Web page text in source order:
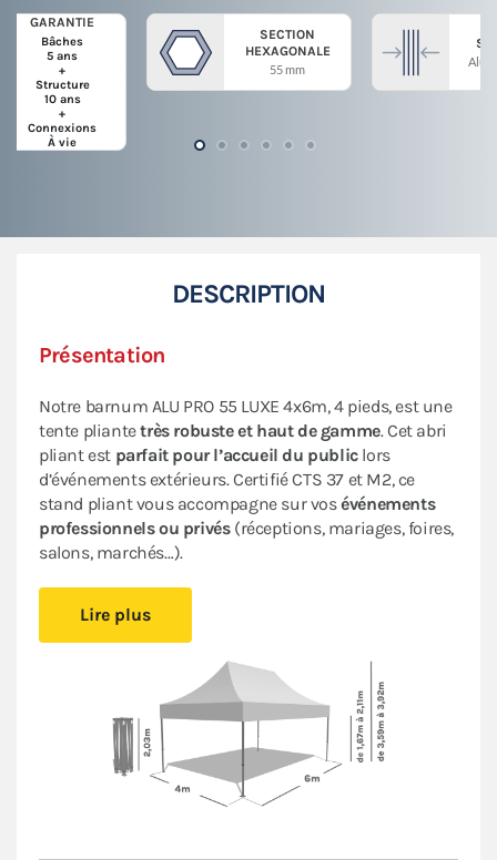
GARANTIE
Bâches
5 ans
+
Structure
10 ans
+
Connexions
À vie
SECTION
HEXAGONALE
55 mm
DESCRIPTION
Présentation
Notre barnum ALU PRO 55 LUXE 4x6m, 4 pieds, est une
tente pliantetrès robuste et haut de gamme. Cet abri
pliant est parfait pour l’accueil du publiclors
d’événements extérieurs.Certifié CTS 37 et M2, ce
stand pliant vous accompagne sur vosévénements
professionnels ou privés (réceptions, mariages, foires,
salons, marchés…).
installer rapidement sans avoir besoin d’outil. Cette
tonnelle pliante très performante offre une
esthétique professionnelle
matériaux de qualité supérieure utilisés garantissent
la longévitéde votre tente pliante.
Sa bâche en PVC épais de 580 g/m² est aussi
résistante et imperméableque celles des remorques
Lire plus